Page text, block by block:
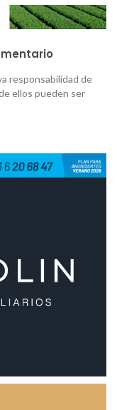
responsabilidad de
ellos pueden ser